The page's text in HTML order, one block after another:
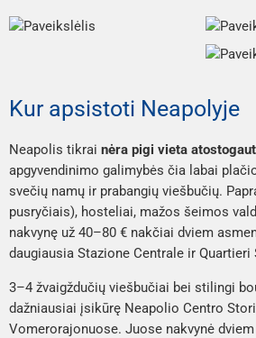
Kur apsistoti Neapolyje
Neapolis tikrai nėra pigi vieta
apgyvendinimo galimybės čia labai
svečių namų ir prabangių viešbučių.
pusryčiais), hosteliai, mažos šeimos
nakvynę už 40–80 € nakčiai dviem
daugiausia Stazione Centrale ir Quartieri
3–4 žvaigždučių viešbučiai bei stilingi
dažniausiai įsikūrę Neapolio Centro
Vomerorajonuose. Juose nakvynė